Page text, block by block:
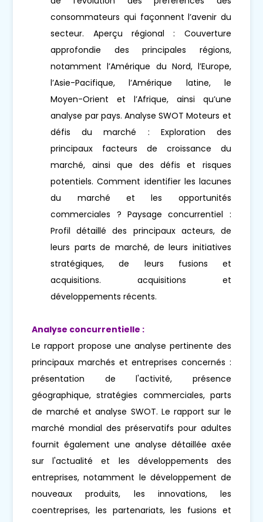
consommateurs qui façonnent l’avenir du
secteur. Aperçu régional : Couverture
approfondie des principales régions,
notamment l’Amérique du Nord, l’Europe,
l’Asie-Pacifique, l’Amérique latine, le
Moyen-Orient et l’Afrique, ainsi qu’une
analyse par pays. Analyse SWOT Moteurs et
défis du marché : Exploration des
principaux facteurs de croissance du
marché, ainsi que des défis et risques
potentiels. Comment identifier les lacunes
du marché et les opportunités
commerciales ? Paysage concurrentiel :
Profil détaillé des principaux acteurs, de
leurs parts de marché, de leurs initiatives
stratégiques, de leurs fusions et
acquisitions. acquisitions et
développements récents.
Analyse concurrentielle :
Le rapport propose une analyse pertinente des
principaux marchés et entreprises concernés :
présentation de l'activité, présence
géographique, stratégies commerciales, parts
de marché et analyse SWOT. Le rapport sur le
marché mondial des préservatifs pour adultes
fournit également une analyse détaillée axée
sur l'actualité et les développements des
entreprises, notamment le développement de
nouveaux produits, les innovations, les
coentreprises, les partenariats, les fusions et